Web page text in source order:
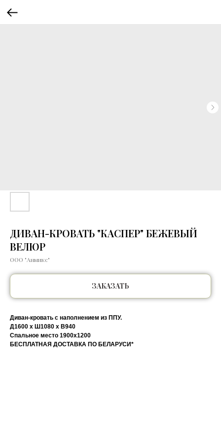
ДИВАН-КРОВАТЬ "КАСПЕР" БЕЖЕВЫЙ
ВЕЛЮР
ООО "Анмикс"
ЗАКАЗАТЬ
Диван-кровать с наполнением из ППУ.
Д1600 х Ш1080 х В940
Спальное место 1900х1200
БЕСПЛАТНАЯ ДОСТАВКА ПО БЕЛАРУСИ*